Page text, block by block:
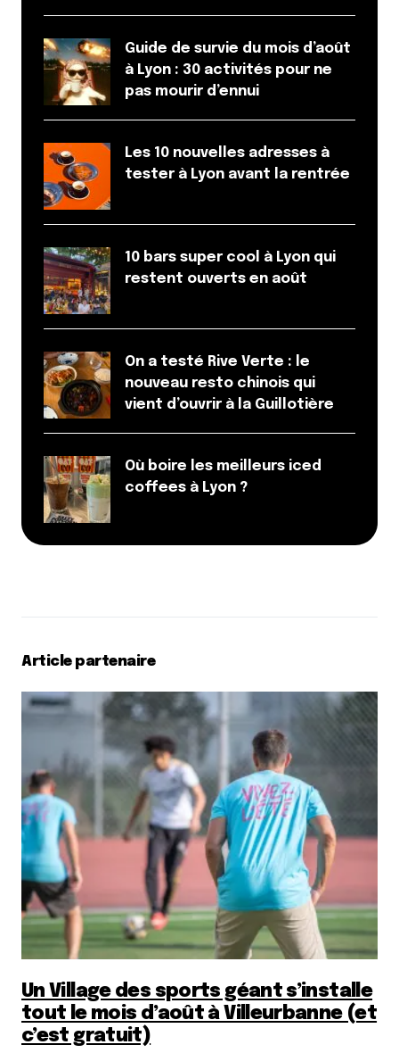
Guide de survie du mois d’août
à Lyon : 30 activités pour ne
pas mourir d’ennui
Les 10 nouvelles adresses à
tester à Lyon avant la rentrée
10 bars super cool à Lyon qui
restent ouverts en août
On a testé Rive Verte : le
nouveau resto chinois qui
vient d’ouvrir à la Guillotière
Où boire les meilleurs iced
coffees à Lyon ?
Article partenaire
Un Village des sports géant s’installe
tout le mois d’août à Villeurbanne (et
c’est gratuit)